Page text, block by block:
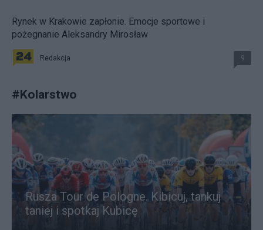
Rynek w Krakowie zapłonie. Emocje sportowe i
pożegnanie Aleksandry Mirosław
Redakcja 9
#Kolarstwo
Rusza Tour de Pologne. Kibicuj, tankuj
taniej i spotkaj Kubicę